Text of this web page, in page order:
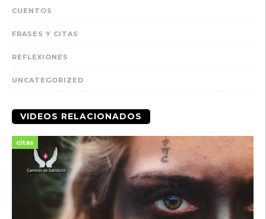
CUENTOS
FRASES Y CITAS
REFLEXIONES
UNCATEGORIZED
VIDEOS RELACIONADOS
citas